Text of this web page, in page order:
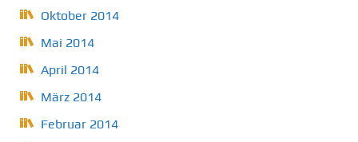
Oktober 2014
Mai 2014
April 2014
März 2014
Februar 2014